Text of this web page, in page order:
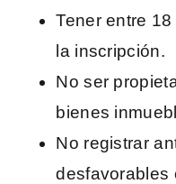
Tener entre
la inscripción.
No ser
bienes
No registrar
desfavorables